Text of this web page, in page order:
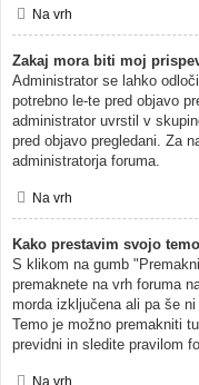
Na vrh
Zakaj mora biti moj
Administrator se lahko
potrebno le-te pred objavo
administrator uvrstil v
pred objavo pregledani. Za
administratorja foruma.
Na vrh
Kako prestavim svojo
S klikom na gumb
premaknete na vrh foruma
morda izključena ali pa še
Temo je možno premakniti
previdni in sledite pravilom
Na vrh